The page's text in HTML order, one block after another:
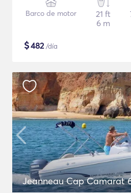
Barco de motor
21 ft
6 m
$482/día
Jeanneau Cap Camarat